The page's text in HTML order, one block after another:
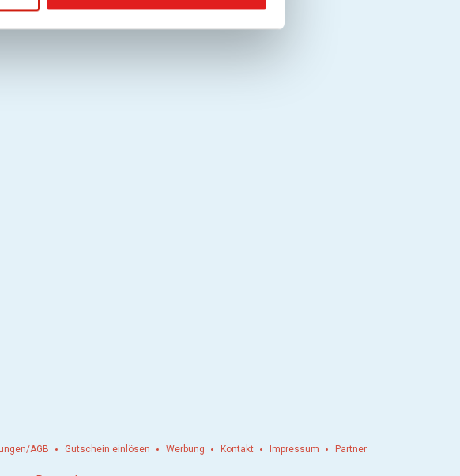
AGB Gutschein einlösen Werbung Kontakt Impressum Partner